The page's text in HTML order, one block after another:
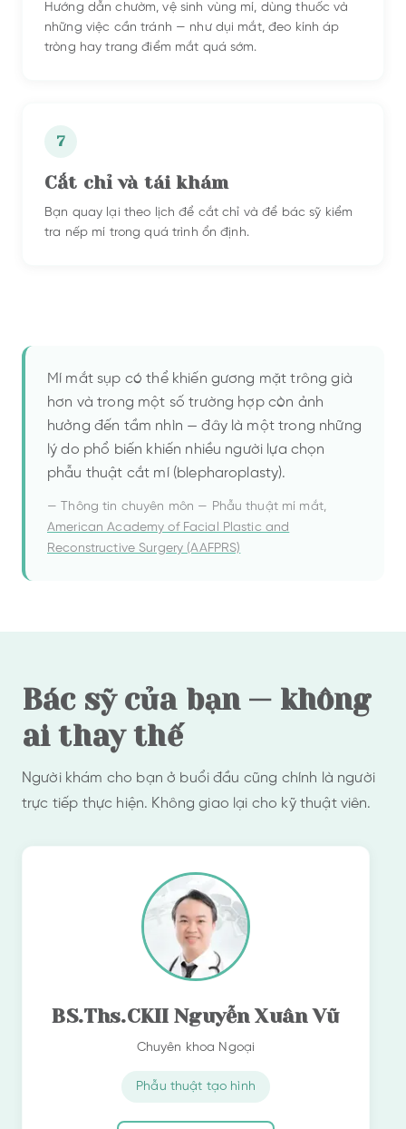
Hướng dẫn chườm, vệ sinh vùng mí, dùng thuốc và
những việc cần tránh — như dụi mắt, đeo kính áp
tròng hay trang điểm mắt quá sớm.
7
Cắt chỉ và tái khám
Bạn quay lại theo lịch để cắt chỉ và để bác sỹ kiểm
tra nếp mí trong quá trình ổn định.
Mí mắt sụp có thể khiến gương mặt trông già
hơn và trong một số trường hợp còn ảnh
hưởng đến tầm nhìn — đây là một trong những
lý do phổ biến khiến nhiều người lựa chọn
phẫu thuật cắt mí (blepharoplasty).
— Thông tin chuyên môn — Phẫu thuật mí mắt,
American Academy of Facial Plastic and
Reconstructive Surgery (AAFPRS)
Bác sỹ của bạn — không
ai thay thế
Người khám cho bạn ở buổi đầu cũng chính là người
trực tiếp thực hiện. Không giao lại cho kỹ thuật viên.
BS.Ths.CKII Nguyễn Xuân Vũ
Chuyên khoa Ngoại
Phẫu thuật tạo hình